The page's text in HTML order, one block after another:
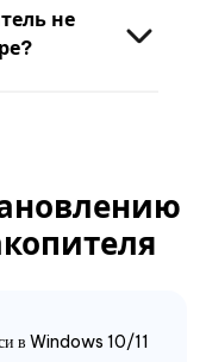
не
в Windows 10/11